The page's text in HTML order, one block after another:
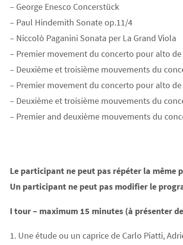
– George Enesco Concerstück
– Paul Hindemith Sonate op.11/4
– Niccolò Paganini Sonata per La Grand Viola
– Premier movement du concerto pour alto
– Deuxième et troisième mouvements du
– Premier movement du concerto pour alto
– Deuxième et troisième mouvements du
– Premier and deuxième mouvements du
Le participant ne peut pas répéter la même
Un participant ne peut pas modifier le
I tour – maximum 15 minutes (à présenter
1. Une étude ou un caprice de Carlo Piatti,